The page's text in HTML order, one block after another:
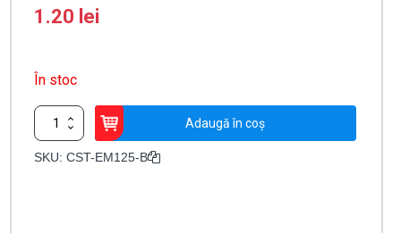
1.20 lei
În stoc
Cantitate
Tag
de
Adaugă în coș
SKU: CST-EM125-B